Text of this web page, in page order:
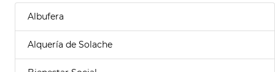
Albufera
Alquería de Solache